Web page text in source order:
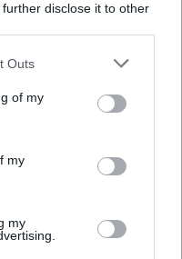
disclose it to other
one or more Google
You may click to
its third-party tags to
in below Google
Outs
of my
my
my